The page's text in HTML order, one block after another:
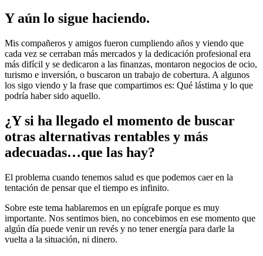
Y aún lo sigue haciendo.
Mis compañeros y amigos fueron cumpliendo años y viendo que
cada vez se cerraban más mercados y la dedicación profesional era
más difícil y se dedicaron a las finanzas, montaron negocios de ocio,
turismo e inversión, o buscaron un trabajo de cobertura. A algunos
los sigo viendo y la frase que compartimos es: Qué lástima y lo que
podría haber sido aquello.
¿Y si ha llegado el momento de buscar
otras alternativas rentables y más
adecuadas…que las hay?
El problema cuando tenemos salud es que podemos caer en la
tentación de pensar que el tiempo es infinito.
Sobre este tema hablaremos en un epígrafe porque es muy
importante. Nos sentimos bien, no concebimos en ese momento que
algún día puede venir un revés y no tener energía para darle la
vuelta a la situación, ni dinero.